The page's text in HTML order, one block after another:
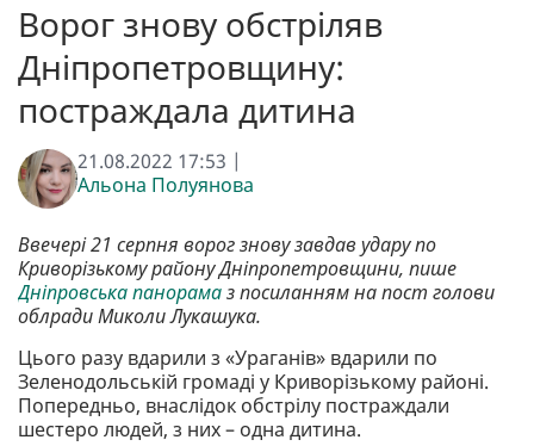
Ворог знову обстріляв
Дніпропетровщину:
постраждала дитина
21.08.2022 17:53 |
Альона Полуянова
Ввечері 21 серпня ворог знову завдав удару по
Криворізькому району Дніпропетровщини, пише
Дніпровська панорамаз посиланням на пост голови
облради Миколи Лукашука.
Цього разу вдарили з «Ураганів» вдарили по
Зеленодольській громаді у Криворізькому районі.
Попередньо, внаслідок обстрілу постраждали
шестеро людей, з них – одна дитина.